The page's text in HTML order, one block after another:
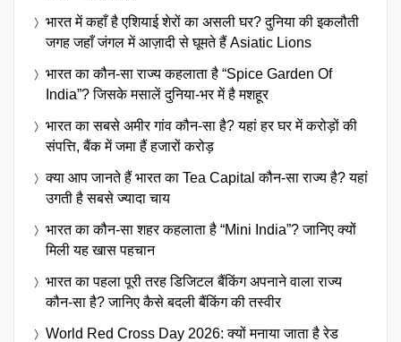
भारत में कहाँ है एशियाई शेरों का असली घर? दुनिया की इकलौती
जगह जहाँ जंगल में आज़ादी से घूमते हैं Asiatic Lions
भारत का कौन-सा राज्य कहलाता है “Spice Garden Of
India”? जिसके मसालें दुनिया-भर में है मशहूर
भारत का सबसे अमीर गांव कौन-सा है? यहां हर घर में करोड़ों की
संपत्ति, बैंक में जमा हैं हजारों करोड़
क्या आप जानते हैं भारत का Tea Capital कौन-सा राज्य है? यहां
उगती है सबसे ज्यादा चाय
भारत का कौन-सा शहर कहलाता है “Mini India”? जानिए क्यों
मिली यह खास पहचान
भारत का पहला पूरी तरह डिजिटल बैंकिंग अपनाने वाला राज्य
कौन-सा है? जानिए कैसे बदली बैंकिंग की तस्वीर
World Red Cross Day 2026: क्यों मनाया जाता है रेड